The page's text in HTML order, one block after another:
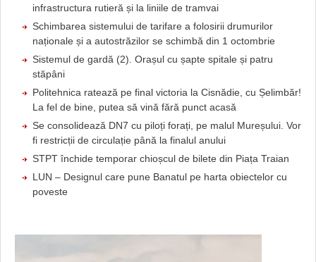
infrastructura rutieră și la liniile de tramvai
Schimbarea sistemului de tarifare a folosirii drumurilor
naționale și a autostrăzilor se schimbă din 1 octombrie
Sistemul de gardă (2). Orașul cu șapte spitale și patru
stăpâni
Politehnica ratează pe final victoria la Cisnădie, cu Șelimbăr!
La fel de bine, putea să vină fără punct acasă
Se consolidează DN7 cu piloți forați, pe malul Mureșului. Vor
fi restricții de circulație până la finalul anului
STPT închide temporar chioșcul de bilete din Piața Traian
LUN – Designul care pune Banatul pe harta obiectelor cu
poveste